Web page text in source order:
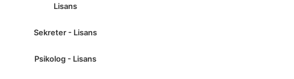
Lisans
Sekreter - Lisans
Psikolog - Lisans